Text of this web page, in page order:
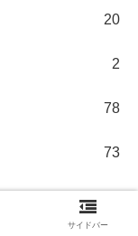
20
2
78
73
サイドバー